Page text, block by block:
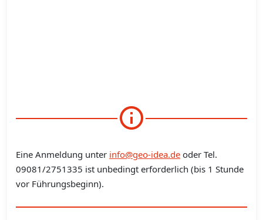
Eine Anmeldung unter info@geo-idea.de oder Tel.
09081/2751335 ist unbedingt erforderlich (bis 1 Stunde
vor Führungsbeginn).